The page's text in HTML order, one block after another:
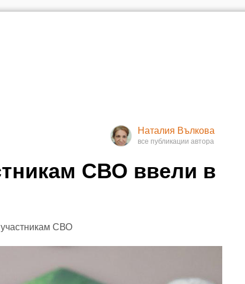
Наталия Вълкова
СВО ввели в
СВО